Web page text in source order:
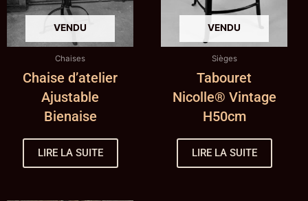
Chaises
Chaise d’atelier
Ajustable
Bienaise
LIRE LA SUITE
Sièges
Tabouret
Nicolle® Vintage
H50cm
LIRE LA SUITE